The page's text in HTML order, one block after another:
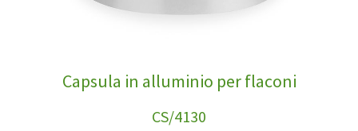
Capsula in alluminio per flaconi
CS/4130